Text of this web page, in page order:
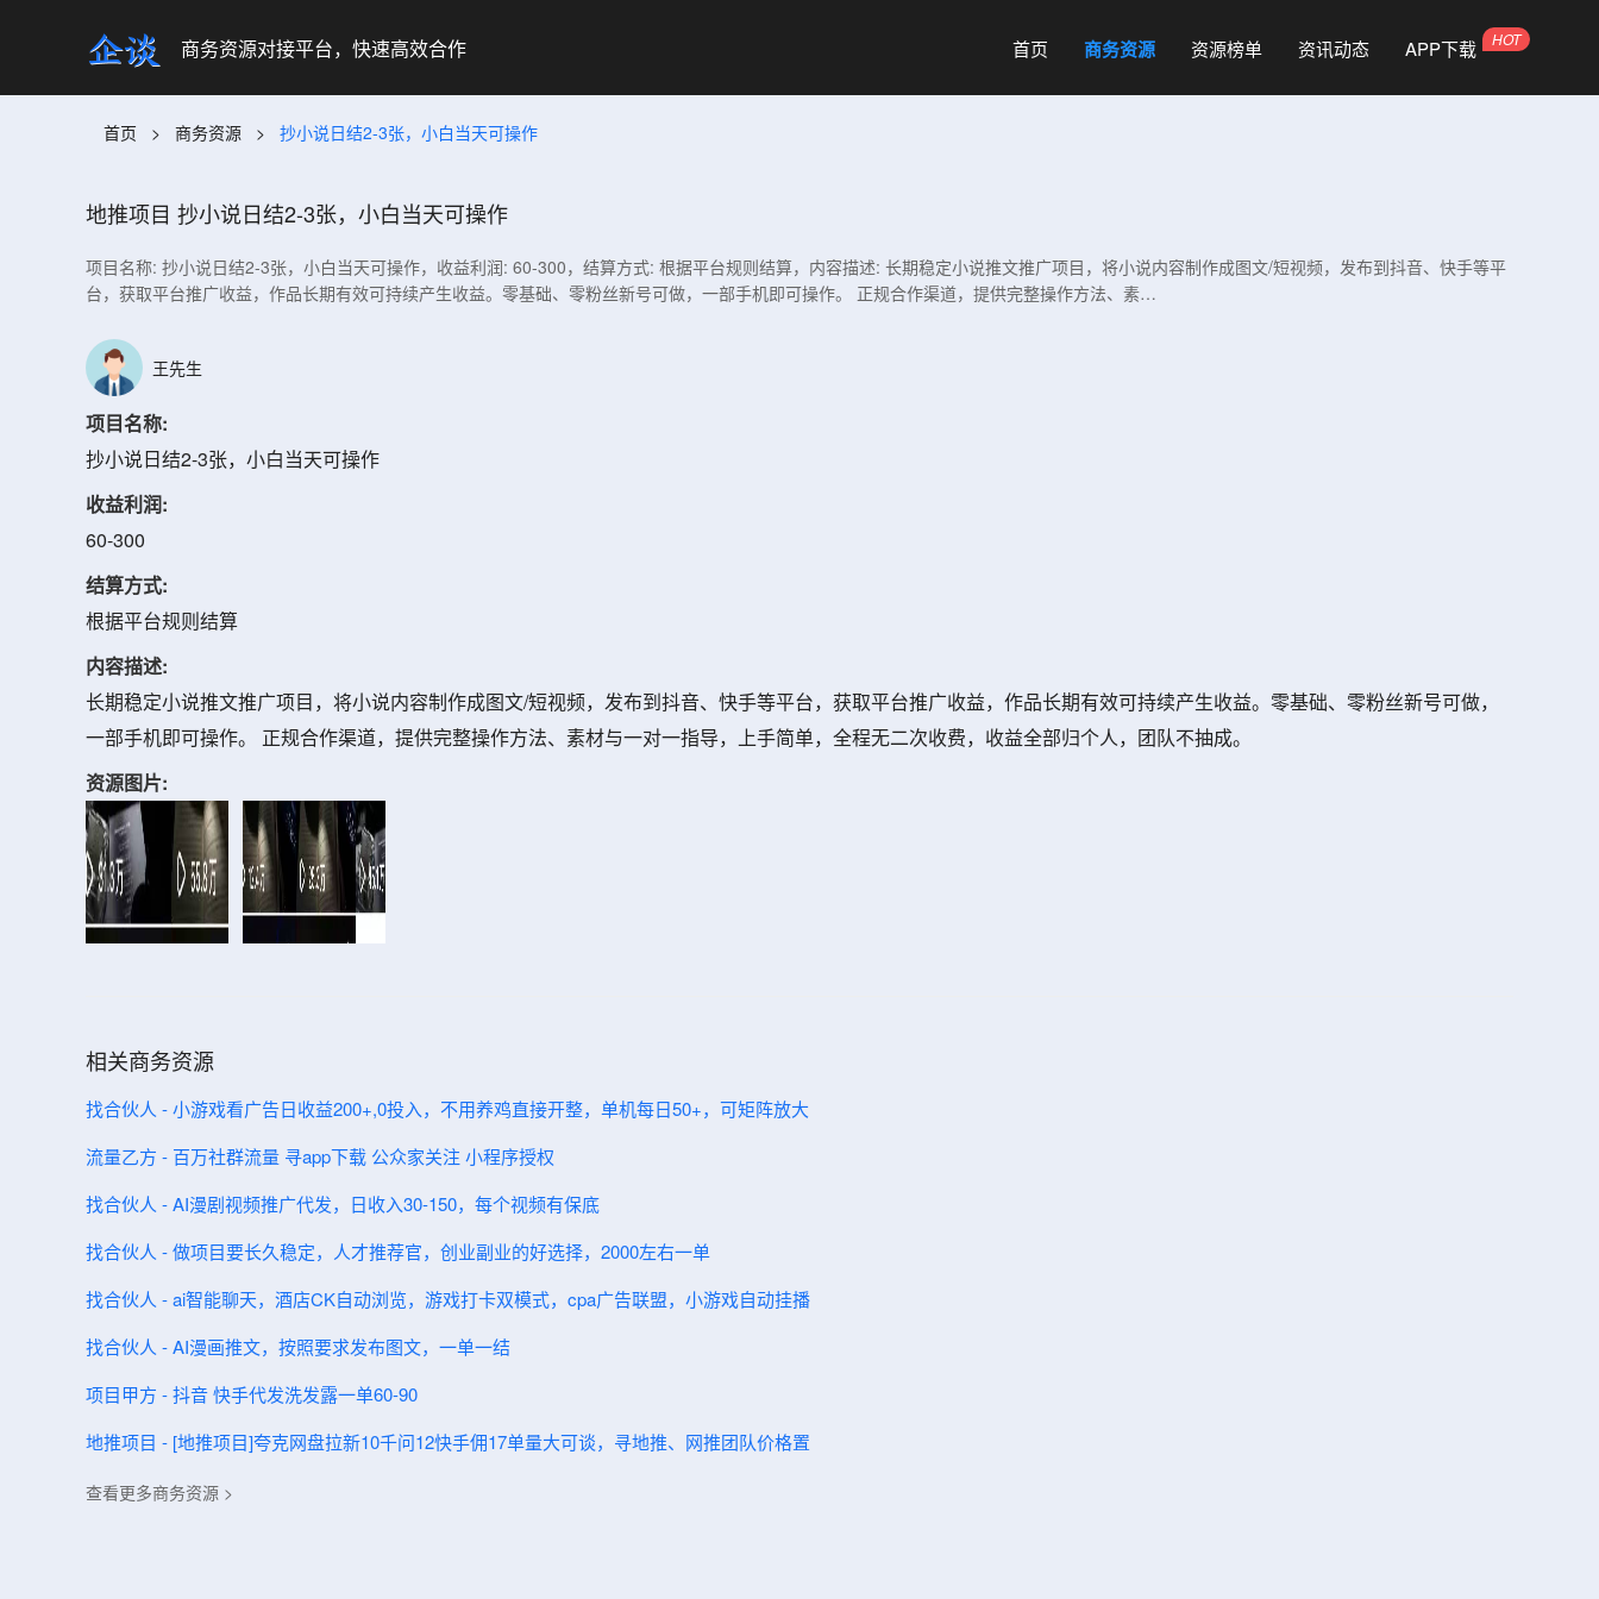
商务资源对接平台，快速高效合作 首页 商务资源 资源榜单 资讯动态 APP下载
首页 > 商务资源 > 抄小说日结2-3张，小白当天可操作
地推项目 抄小说日结2-3张，小白当天可操作
项目名称: 抄小说日结2-3张，小白当天可操作，收益利润: 60-300，结算方式: 根据平台规则结算，内容描述: 长期稳定小说推文推广项目，将小说内容制作成图文/短视频，发布到抖音、快手等平
台，获取平台推广收益，作品长期有效可持续产生收益。零基础、零粉丝新号可做，一部手机即可操作。 正规合作渠道，提供完整操作方法、素…
王先生
项目名称:
抄小说日结2-3张，小白当天可操作
收益利润:
60-300
结算方式:
根据平台规则结算
内容描述:
长期稳定小说推文推广项目，将小说内容制作成图文/短视频，发布到抖音、快手等平台，获取平台推广收益，作品长期有效可持续产生收益。零基础、零粉丝新号可做，
一部手机即可操作。 正规合作渠道，提供完整操作方法、素材与一对一指导，上手简单，全程无二次收费，收益全部归个人，团队不抽成。
资源图片:
相关商务资源
找合伙人 - 小游戏看广告日收益200+,0投入，不用养鸡直接开整，单机每日50+，可矩阵放大
流量乙方 - 百万社群流量 寻app下载 公众家关注 小程序授权
找合伙人 - AI漫剧视频推广代发，日收入30-150，每个视频有保底
找合伙人 - 做项目要长久稳定，人才推荐官，创业副业的好选择，2000左右一单
找合伙人 - ai智能聊天，酒店CK自动浏览，游戏打卡双模式，cpa广告联盟，小游戏自动挂播
找合伙人 - AI漫画推文，按照要求发布图文，一单一结
项目甲方 - 抖音 快手代发洗发露一单60-90
地推项目 - [地推项目]夸克网盘拉新10千问12快手佣17单量大可谈，寻地推、网推团队价格置
查看更多商务资源 >